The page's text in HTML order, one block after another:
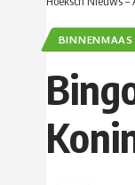
BINNENMAAS